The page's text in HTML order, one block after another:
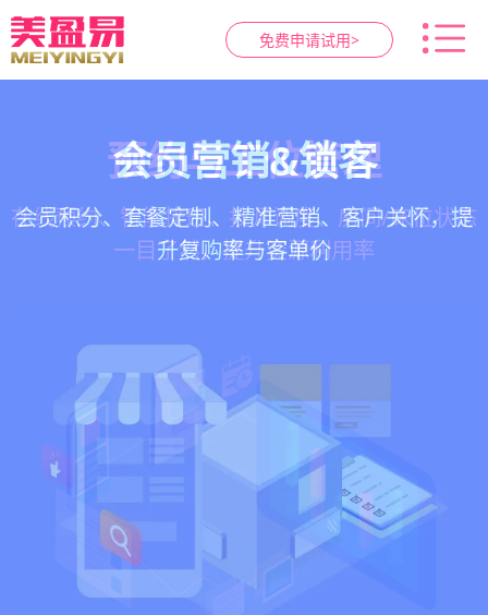
免费申请试用>
智慧养生馆管理系统
一站式解决养生馆预约、服务、会员、财务、营
销全流程数字化管理
会员营销&锁客
会员积分、套餐定制、精准营销、客户关怀，提
升复购率与客单价
预约与工位管理
在线预约、智能排班、技师调度、房间/床位状态
一目了然，提升资源利用率
健康档案与效果追踪
客户体质记录、服务方案执行、效果对比，数据
化展示服务价值